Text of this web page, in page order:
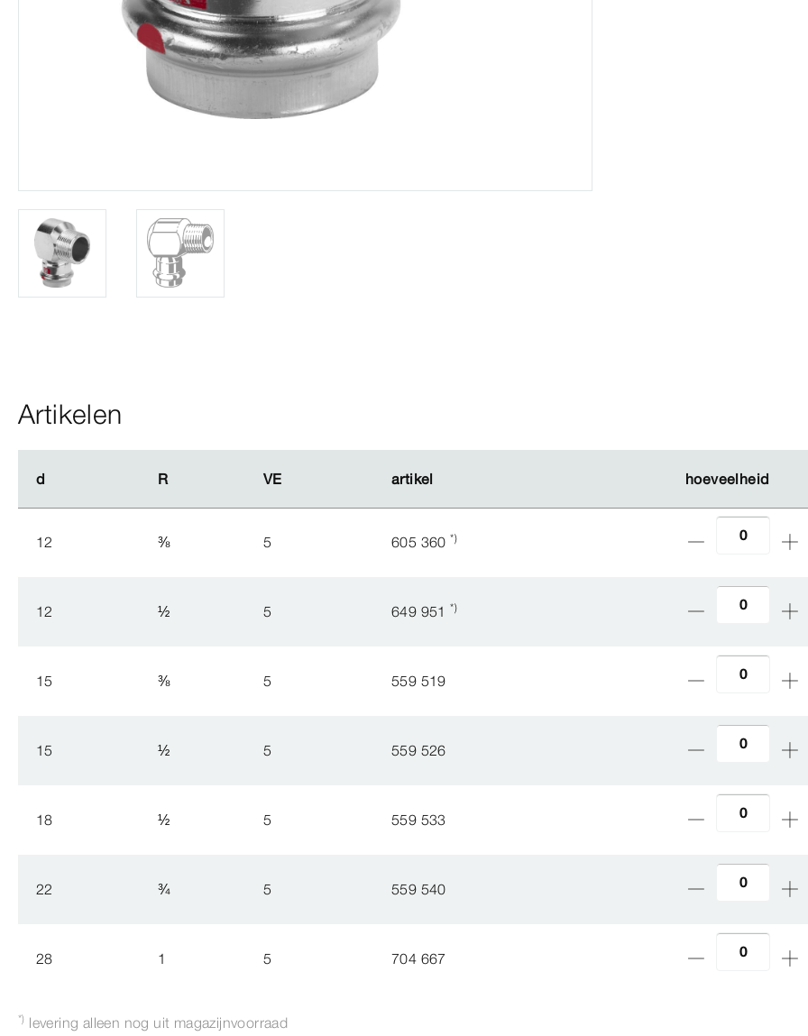
Artikelen
d R VE artikel hoeveelheid
d R VE artikel hoeveelheid
12 ⅜ 5 605 360*)
12 ½ 5 649 951*)
15 ⅜ 5 559 519
15 ½ 5 559 526
18 ½ 5 559 533
22 ¾ 5 559 540
28 1 5 704 667
*) levering alleen nog uit magazijnvoorraad